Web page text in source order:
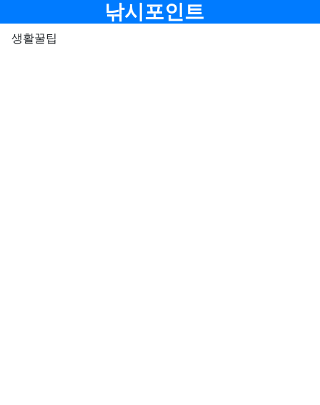
낚시포인트
생활꿀팁